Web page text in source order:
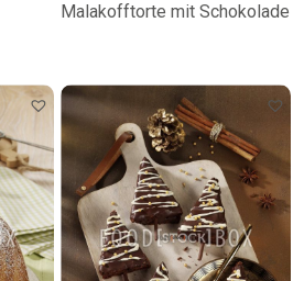
Malakofftorte mit Schokolade